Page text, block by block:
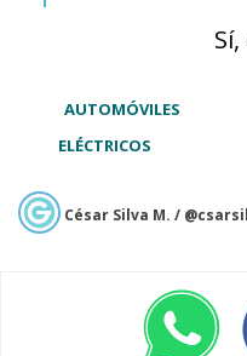
Este es el
vendidos:
1.- Volvo EX30
2.- Tesla
AUTOMÓVILES
ELÉCTRICOS
César Silva M. /